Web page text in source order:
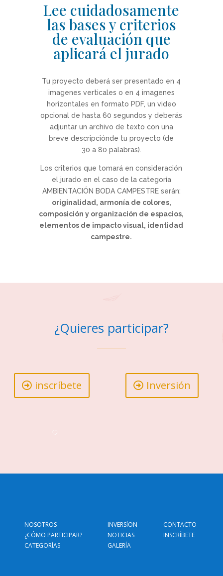
Lee cuidadosamente
las bases y criterios
de evaluación que
aplicará el jurado
Tu proyecto deberá ser presentado en 4
imagenes verticales o en 4 imagenes
horizontales en formato PDF, un video
opcional de hasta 60 segundos y deberás
adjuntar un archivo de texto con una
breve descripciónde tu proyecto (de
30 a 80 palabras).
Los criterios que tomará en consideración
el jurado en el caso de la categoría
AMBIENTACIÓN BODA CAMPESTRE serán:
originalidad, armonía de colores,
composición y organización de espacios,
elementos de impacto visual, identidad
campestre.
¿Quieres participar?
inscríbete Inversión
NOSOTROS
¿CÓMO PARTICIPAR?
CATEGORÍAS
INVERSÍON
NOTICIAS
GALERÍA
CONTACTO
INSCRÍBETE